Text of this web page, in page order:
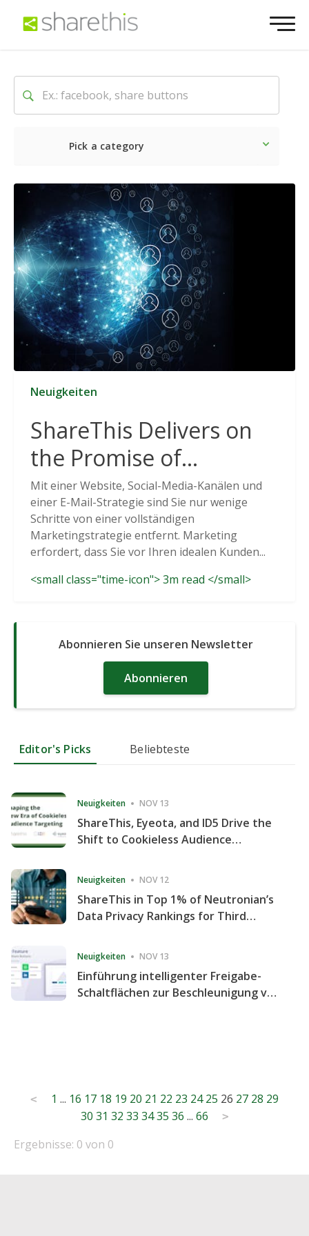
Pick a category
Neueste Sozial
Neuigkeiten
ShareThis Delivers on
the Promise of
Cookieless Data
Solutions
Mit einer Website, Social-Media-Kanälen und
einer E-Mail-Strategie sind Sie nur wenige
Schritte von einer vollständigen
Marketingstrategie entfernt. Marketing
erfordert, dass Sie vor Ihren idealen Kunden...
<small class="time-icon"> 3m read </small>
Abonnieren Sie unseren Newsletter
Abonnieren
Editor's Picks Beliebteste
Neuigkeiten NOV 13
ShareThis, Eyeota, and ID5 Drive the
Shift to Cookieless Audience
Neuigkeiten NOV 12
ShareThis in Top 1% of Neutronian’s
Data Privacy Rankings for Third
Neuigkeiten NOV 13
Einführung intelligenter Freigabe-
Schaltflächen zur Beschleunigung von
Posts
pagination
< 1 ... 16 17 18 19 20 21 22 23 24 25 26 27 28 29
30 31 32 33 34 35 36 ... 66 >
Ergebnisse: 0 von 0